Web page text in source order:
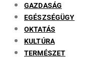
GAZDASÁG
EGÉSZSÉGÜGY
OKTATÁS
KULTÚRA
TERMÉSZET